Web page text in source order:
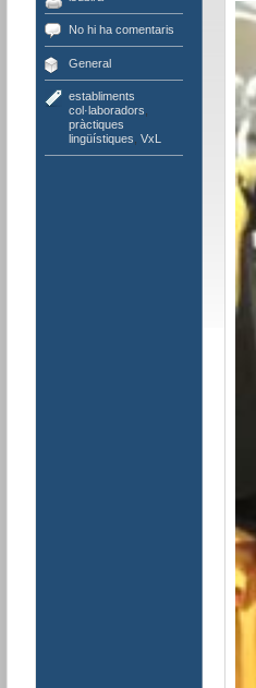
No hi ha comentaris
General
establiments
col·laboradors
pràctiques
lingüístiques VxL